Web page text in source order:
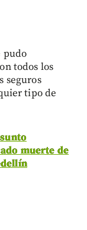
pudo
todos los
seguros
tipo de
muerte de